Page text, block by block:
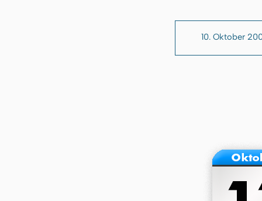
10. Oktober